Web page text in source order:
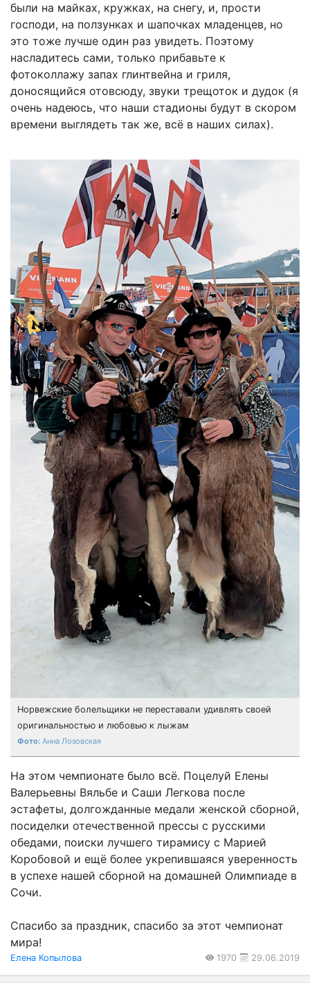
были на майках, кружках, на снегу, и, прости
господи, на ползунках и шапочках младенцев, но
это тоже лучше один раз увидеть. Поэтому
насладитесь сами, только прибавьте к
фотоколлажу запах глинтвейна и гриля,
доносящийся отовсюду, звуки трещоток и дудок (я
очень надеюсь, что наши стадионы будут в скором
времени выглядеть так же, всё в наших силах).
Норвежские болельщики не переставали удивлять своей
оригинальностью и любовью к лыжам
Анна Лозовская
На этом чемпионате было всё. Поцелуй Елены
Валерьевны Вяльбе и Саши Легкова после
эстафеты, долгожданные медали женской сборной,
посиделки отечественной прессы с русскими
обедами, поиски лучшего тирамису с Марией
Коробовой и ещё более укрепившаяся уверенность
в успехе нашей сборной на домашней Олимпиаде в
Сочи.
Спасибо за праздник, спасибо за этот чемпионат
мира!
Елена Копылова 1970 29.06.2019